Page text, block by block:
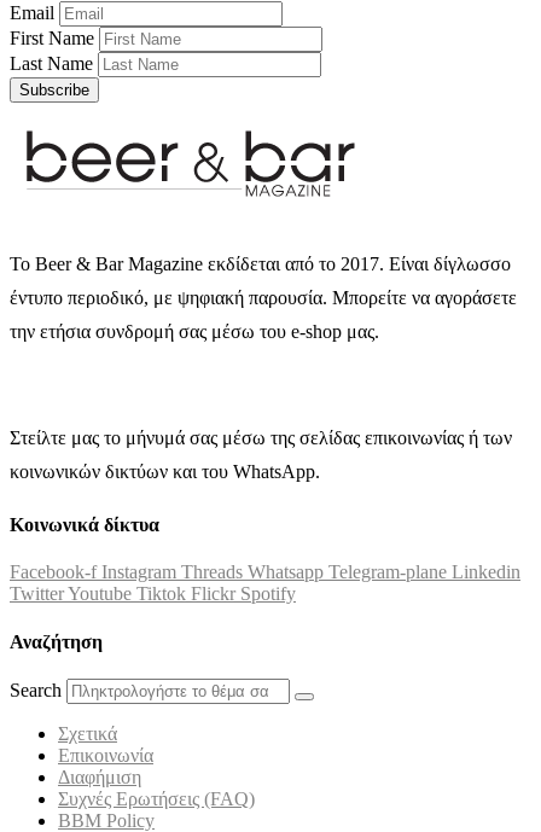
Email
First Name
Last Name
Subscribe
Το Beer & Bar Magazine εκδίδεται από το 2017. Είναι δίγλωσσο
έντυπο περιοδικό, με ψηφιακή παρουσία. Μπορείτε να αγοράσετε
την ετήσια συνδρομή σας μέσω του e-shop μας.
Στείλτε μας το μήνυμά σας μέσω της σελίδας επικοινωνίας ή των
κοινωνικών δικτύων και του WhatsApp.
Κοινωνικά δίκτυα
Facebook-f Instagram Threads Whatsapp Telegram-plane Linkedin
TwitterYoutube Tiktok Flickr Spotify
Αναζήτηση
Search
Σχετικά
Επικοινωνία
Διαφήμιση
Συχνές Ερωτήσεις (FAQ)
BBM Policy